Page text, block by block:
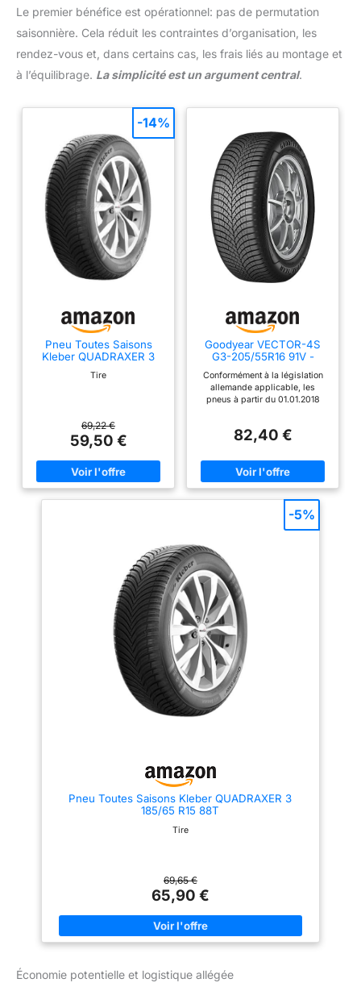
Le premier bénéfice est opérationnel: pas de permutation
saisonnière. Cela réduit les contraintes d’organisation, les
rendez-vous et, dans certains cas, les frais liés au montage et
à l’équilibrage. La simplicité est un argument central.
Pneu Toutes Saisons
Kleber QUADRAXER 3
Tire
69,22 €
59,50 €
-14%
Goodyear VECTOR-4S
G3-205/55R16 91V -
Conformément à la législation
allemande applicable, les
pneus à partir du 01.01.2018
portent le symbole du flocon de
saisons Goodyear est marqué
de flocons de neige afin qu'il
puisse également être conduit
dans la neige Distance de
freinage plus courte et meilleure
maniabilité sur sol sec
l'aquaplaning pendant toute la
durée de vie REMARQUE- La
taille du pneu indiquée sur le
document d'immatriculation du
véhicule ne doit pas
nécessairement correspondre à
la taille du pneu installé sur le
véhicule. La taille la plus petite
possible est toujours indiquée
sur le document
d'immatriculation du véhicule.
82,40 €
Pneu Toutes Saisons Kleber QUADRAXER 3
185/65 R15 88T
Tire
69,65 €
65,90 €
-5%
Économie potentielle et logistique allégée